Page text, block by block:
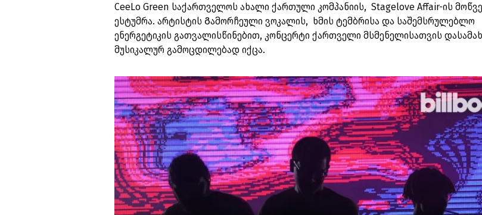
CeeLo Green საქართველოს ახალი ქართული კომპანიის, Stagelove Affair-ის
ესტუმრა. არტისტის Გამორჩეული ვოკალის, ხმის ტემბრისა და საშემსრულებლო
ენერგეტიკის გათვალისწინებით, კონცერტი ქართველი მსმენელისათვის
მუსიკალურ გამოცდილებად იქცა.